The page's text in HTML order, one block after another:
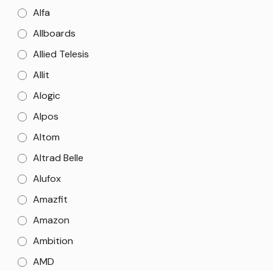
Alfa
Allboards
Allied Telesis
Allit
Alogic
Alpos
Altom
Altrad Belle
Alufox
Amazfit
Amazon
Ambition
AMD